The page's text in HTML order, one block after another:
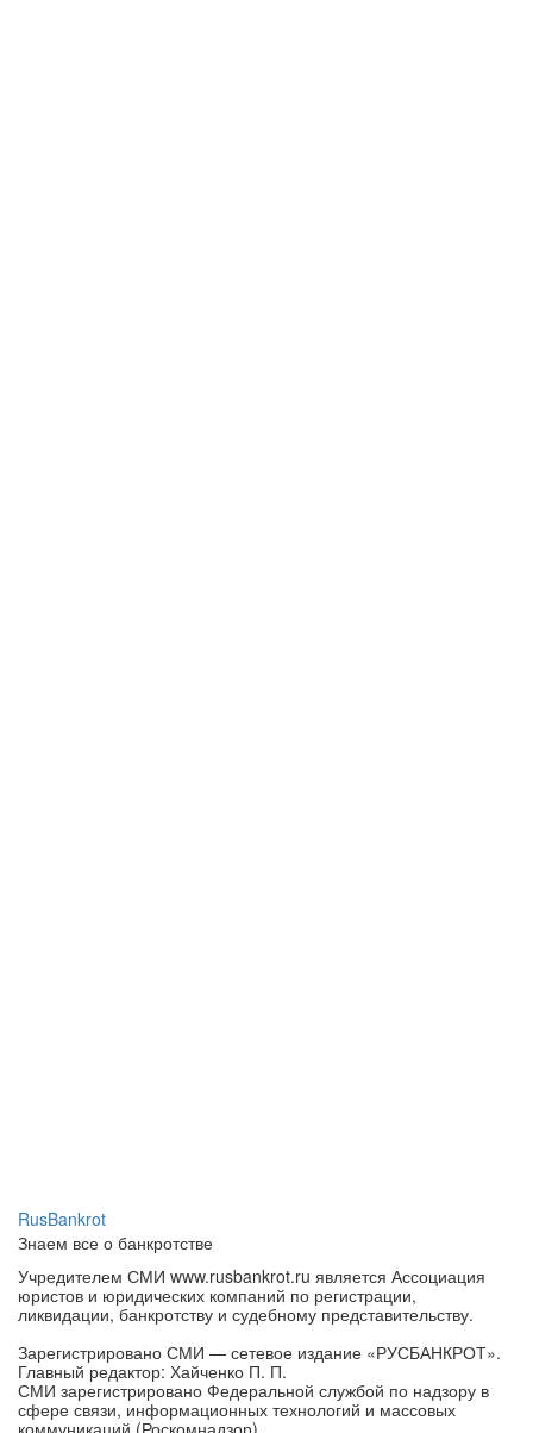
Учредителем СМИ www.rusbankrot.ru является Ассоциация
юристов и юридических компаний по регистрации,
ликвидации, банкротству и судебному представительству.
Зарегистрировано СМИ — сетевое издание «РУСБАНКРОТ».
Главный редактор: Хайченко П. П.
СМИ зарегистрировано Федеральной службой по надзору в
сфере связи, информационных технологий и массовых
коммуникаций (Роскомнадзор).
Регистрационный номер (номер свидетельства): ЭЛ № ФС 77 -
77278 от 05.12.2019.